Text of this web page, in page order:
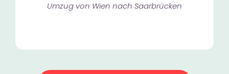
Umzug von Wien nach Saarbrücken